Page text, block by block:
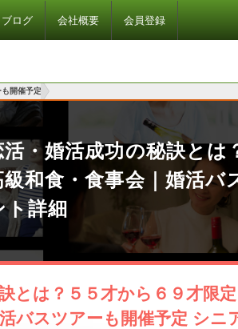
ブログ 会社概要 会員登録
開催予定
・婚活成功の秘訣とは
和食・食事会｜婚活バ
詳細
とは？５５才から６９才限
バスツアーも開催予定 シニ